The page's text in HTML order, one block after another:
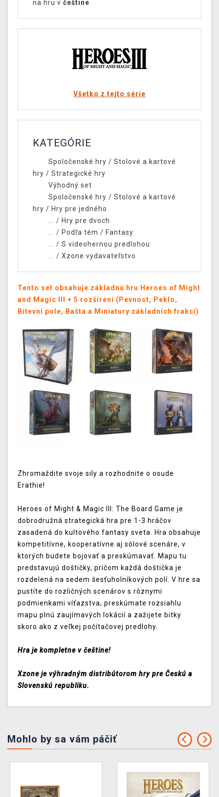
na hru v češtine
Všetko z tejto série
KATEGÓRIE
Spoločenské hry / Stolové a kartové
hry / Strategické hry
Výhodný set
Spoločenské hry / Stolové a kartové
hry / Hry pre jedného
... / Hry pre dvoch
... / Podľa tém / Fantasy
... / S videohernou predlohou
... / Xzone vydavateľstvo
Tento set obsahuje základnú hru Heroes of Might
and Magic III + 5 rozšírení (Pevnost, Peklo,
Bitevní pole, Bašta a Miniatury základních frakcí)
Zhromaždite svoje sily a rozhodnite o osude
Erathie!
Heroes of Might & Magic III: The Board Game je
dobrodružná strategická hra pre 1-3 hráčov
zasadená do kultového fantasy sveta. Hra obsahuje
kompetitívne, kooperatívne aj sólové scenáre, v
ktorých budete bojovať a preskúmavať. Mapu tu
predstavujú doštičky, pričom každá doštička je
rozdelená na sedem šesťuholníkových polí. V hre sa
pustíte do rozličných scenárov s rôznymi
podmienkami víťazstva, preskúmate rozsiahlu
mapu plnú zaujímavých lokácií a zažijete bitky
skoro ako z veľkej počítačovej predlohy.
Hra je kompletne v češtine!
Xzone je výhradným distribútorom hry pre Českú a
Slovenskú republiku.
Mohlo by sa vám páčiť